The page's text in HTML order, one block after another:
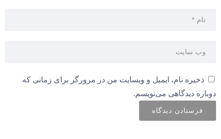
ذخیره نام، ایمیل و وبسایت من در مرورگر برای زمانی که
دوباره دیدگاهی می‌نویسم.